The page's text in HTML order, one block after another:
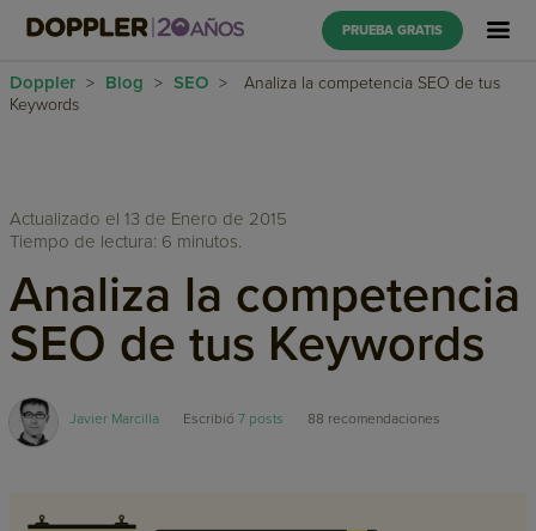
PRUEBA GRATIS
Doppler > Blog > SEO >
Analiza la competencia SEO de tus
Keywords
Actualizado el 13 de Enero de 2015
Tiempo de lectura: 6 minutos.
Analiza la competencia
SEO de tus Keywords
Javier Marcilla Escribió7 posts 88 recomendaciones